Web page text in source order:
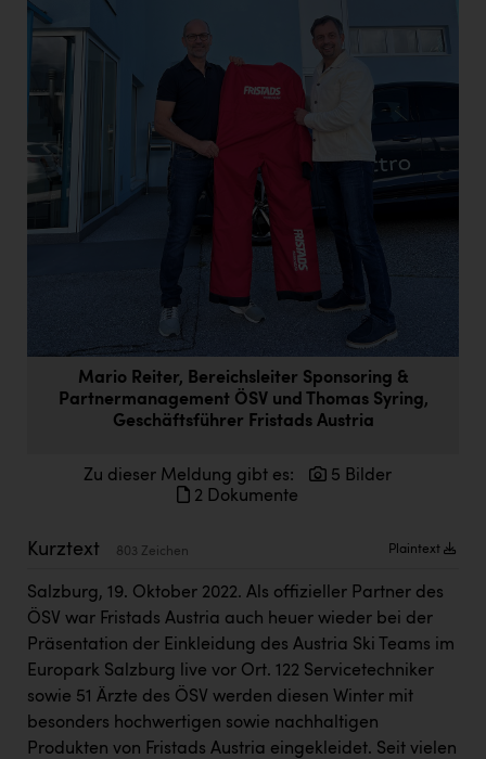
Doppler Gruppe
everfield
Firmenradl
Fristads Austria
HIG Infomotion Group
INTERSPORT Austria
Karin Liedl
KIWI Kinderwunsch Institut Dr. Loimer
KLIPP Frisör
Kleider Bauer
Kremsmüller Anlagenbau GmbH
Mario Reiter, Bereichsleiter Sponsoring &
Partnermanagement ÖSV und Thomas Syring,
Geschäftsführer Fristads Austria
Zu dieser Meldung gibt es:
5 Bilder
2 Dokumente
Kurztext 803 Zeichen Plaintext
Salzburg, 19. Oktober 2022. Als offizieller Partner des
ÖSV war Fristads Austria auch heuer wieder bei der
Präsentation der Einkleidung des Austria Ski Teams im
Europark Salzburg live vor Ort. 122 Servicetechniker
sowie 51 Ärzte des ÖSV werden diesen Winter mit
besonders hochwertigen sowie nachhaltigen
Produkten von Fristads Austria eingekleidet. Seit vielen